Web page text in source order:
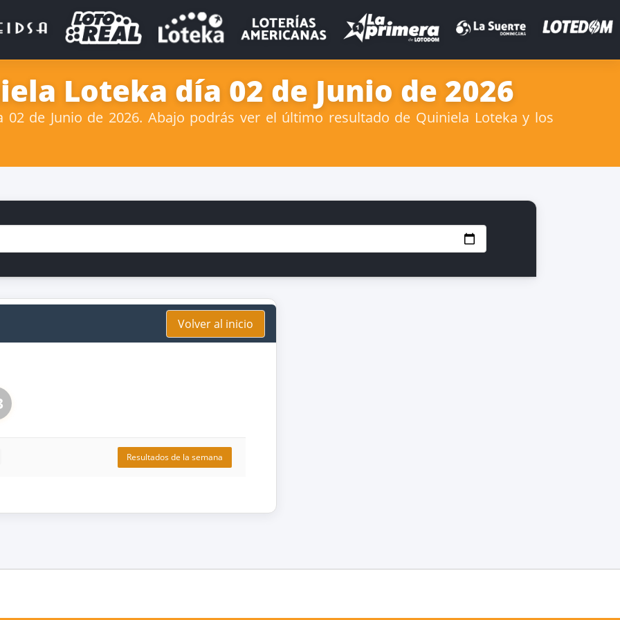
Loteka día 02 de Junio de 2026
de Junio de 2026. Abajo podrás ver el último resultado de Quiniela Loteka y los
Volver al inicio
Resultados de la semana